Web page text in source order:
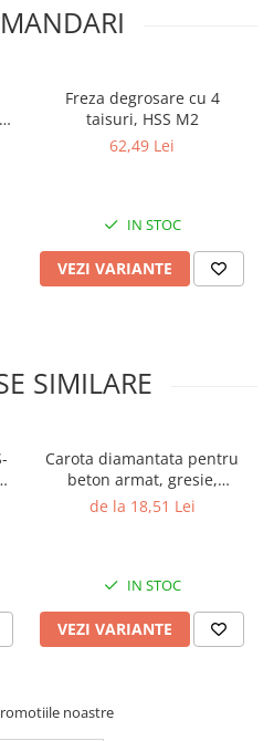
Freza degrosare cu 4
taisuri, HSS M2
62,49 Lei
IN STOC
VEZI VARIANTE
SIMILARE
Carota diamantata pentru
beton armat, gresie,
marmura, granit, Gher
de la 18,51 Lei
IN STOC
VEZI VARIANTE
noastre